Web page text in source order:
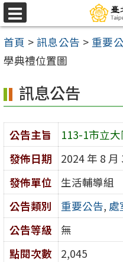
跳
至
主
要
容
區
選
單
首頁 > 訊息公告 > 重要
學典禮位置圖
訊息公告
公告主旨
113-1市立
發佈日期
2024 年 8 月
發佈單位
生活輔導組
公告類別
重要公告, 處
公告等級
無
點閱次數
2,045